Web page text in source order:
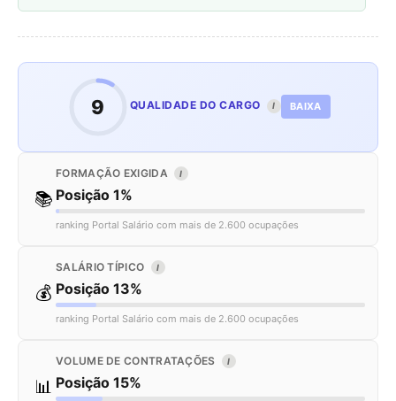
9 QUALIDADE DO CARGO I BAIXA
📚
FORMAÇÃO EXIGIDA I
Posição 1%
ranking Portal Salário com mais de 2.600 ocupações
💰
SALÁRIO TÍPICO I
Posição 13%
ranking Portal Salário com mais de 2.600 ocupações
📊
VOLUME DE CONTRATAÇÕES I
Posição 15%